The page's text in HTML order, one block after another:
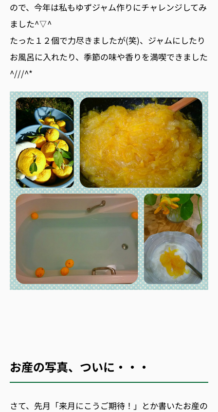
ので、今年は私もゆずジャム作りにチャレンジしてみ
ました^▽^
たった１２個で力尽きましたが(笑)、ジャムにしたり
お風呂に入れたり、季節の味や香りを満喫できました
^///^*
お産の写真、ついに・・・
さて、先月「来月にこうご期待！」とか書いたお産の